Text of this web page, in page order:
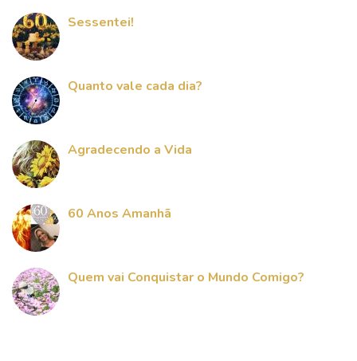
Sessentei!
Quanto vale cada dia?
Agradecendo a Vida
60 Anos Amanhã
Quem vai Conquistar o Mundo Comigo?